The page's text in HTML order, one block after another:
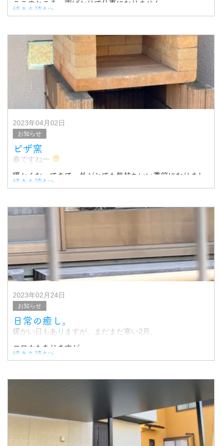
ここのところ、雨ばかりで仕事になりません。。
大変申し訳ないのですが..
天気ばかりはどうにもなりません。。
続きを読む>
2023年04月02日
お知らせ
ピザ窯
春ですねー
暖かくなってきて、外がとても気持ちいい季節になりまし
た
さて、社長の御自宅に作ってみました！
ピザ窯です♪♪♪
続きを読む>
2023年02月24日
お知らせ
日常の癒し。
暖かい日もありますが、まだまだ寒い2月。
コロナもありますが、
続きを読む>